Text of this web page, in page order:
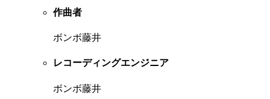
作曲者
ボンボ藤井
レコーディングエンジニア
ボンボ藤井